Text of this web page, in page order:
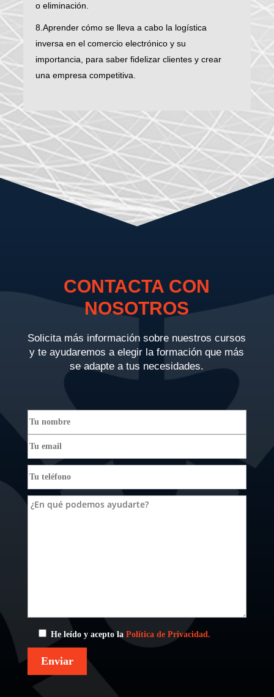
o eliminación.
8.Aprender cómo se lleva a cabo la logística
inversa en el comercio electrónico y su
importancia, para saber fidelizar clientes y crear
una empresa competitiva.
CONTACTA CON
NOSOTROS
Solicita más información sobre nuestros cursos
y te ayudaremos a elegir la formación que más
se adapte a tus necesidades.
He leído y acepto la Política de Privacidad.